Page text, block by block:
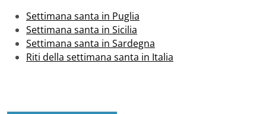
Settimana santa in Puglia
Settimana santa in Sicilia
Settimana santa in Sardegna
Riti della settimana santa in Italia